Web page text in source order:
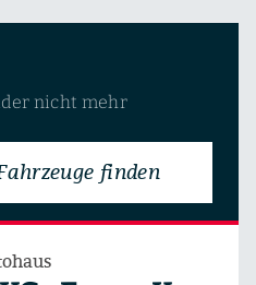
nicht mehr
finden